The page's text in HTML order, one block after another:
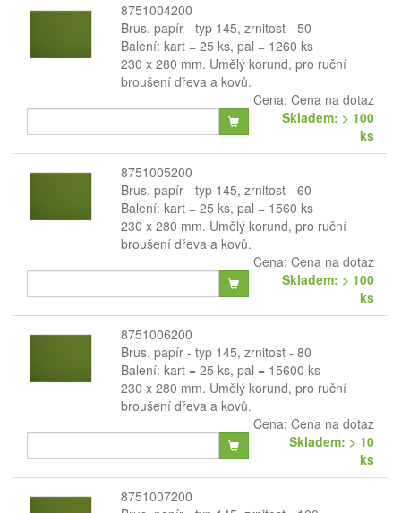
8751004200
Brus. papír - typ 145, zrnitost - 50
Balení: kart = 25 ks, pal = 1260 ks
230 x 280 mm. Umělý korund, pro ruční
broušení dřeva a kovů.
Cena: Cena na dotaz
Skladem: > 100
ks
8751005200
Brus. papír - typ 145, zrnitost - 60
Balení: kart = 25 ks, pal = 1560 ks
230 x 280 mm. Umělý korund, pro ruční
broušení dřeva a kovů.
Cena: Cena na dotaz
Skladem: > 100
ks
8751006200
Brus. papír - typ 145, zrnitost - 80
Balení: kart = 25 ks, pal = 15600 ks
230 x 280 mm. Umělý korund, pro ruční
broušení dřeva a kovů.
Cena: Cena na dotaz
Skladem: > 10
ks
8751007200